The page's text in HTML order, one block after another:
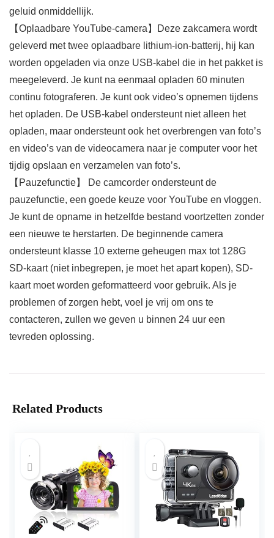
geluid onmiddellijk.
【Oplaadbare YouTube-camera】Deze zakcamera wordt
geleverd met twee oplaadbare lithium-ion-batterij, hij kan
worden opgeladen via onze USB-kabel die in het pakket is
meegeleverd. Je kunt na eenmaal opladen 60 minuten
continu fotograferen. Je kunt ook video’s opnemen tijdens
het opladen. De USB-kabel ondersteunt niet alleen het
opladen, maar ondersteunt ook het overbrengen van foto’s
en video’s van de videocamera naar je computer voor het
tijdig opslaan en verzamelen van foto’s.
【Pauzefunctie】 De camcorder ondersteunt de
pauzefunctie, een goede keuze voor YouTube en vloggen.
Je kunt de opname in hetzelfde bestand voortzetten zonder
een nieuwe te herstarten. De beginnende camera
ondersteunt klasse 10 externe geheugen max tot 128G
SD-kaart (niet inbegrepen, je moet het apart kopen), SD-
kaart moet worden geformatteerd voor gebruik. Als je
problemen of zorgen hebt, voel je vrij om ons te
contacteren, zullen we geven u binnen 24 uur een
tevreden oplossing.
Related Products